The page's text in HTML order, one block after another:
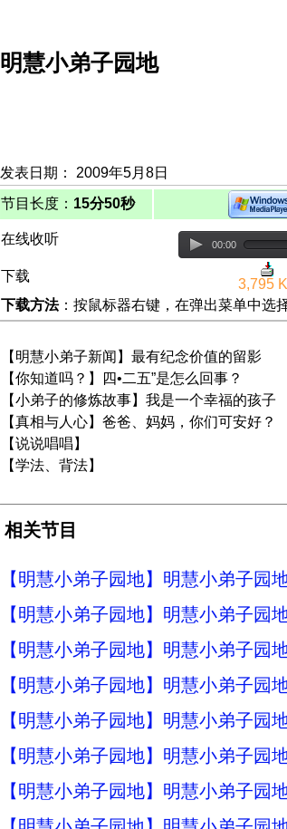
明慧小弟子园地
发表日期： 2009年5月8日
节目长度： 15分50秒
在线收听 00:00
下载
3,795
下载方法：按鼠标器右键，在弹出菜单中选
【明慧小弟子新闻】最有纪念价值的留影
【你知道吗？】四•二五”是怎么回事？
【小弟子的修炼故事】我是一个幸福的孩子
【真相与人心】爸爸、妈妈，你们可安好？
【说说唱唱】
【学法、背法】
相关节目
【明慧小弟子园地】明慧小弟子园
【明慧小弟子园地】明慧小弟子园
【明慧小弟子园地】明慧小弟子园
【明慧小弟子园地】明慧小弟子园
【明慧小弟子园地】明慧小弟子园
【明慧小弟子园地】明慧小弟子园
【明慧小弟子园地】明慧小弟子园